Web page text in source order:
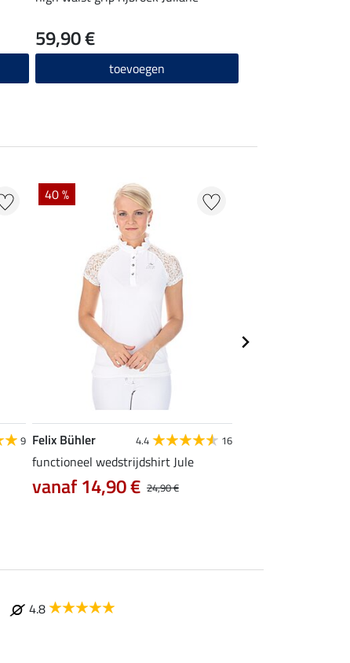
59,90 €
toevoegen
9
40 %
Felix Bühler 4.4 16
functioneel wedstrijdshirt Jule
24,90 €
vanaf 14,90 €
4.8